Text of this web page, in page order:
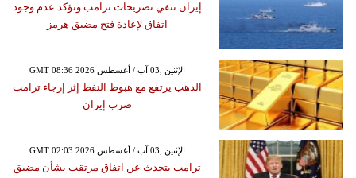
إيران تنفي تصريحات ترامب وتؤكد عدم وجود
اتفاق لإعادة فتح مضيق هرمز
GMT 08:36 2026 الإثنين ,03 آب / أغسطس
الذهب يرتفع مع هبوط النفط إثر إرجاء ترامب
ضرب إيران
GMT 02:03 2026 الإثنين ,03 آب / أغسطس
ترامب يتحدث عن اتفاق مرتقب بشأن مضيق